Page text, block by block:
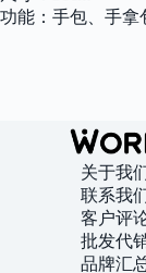
功能：手包、手拿
关于我
联系我
客户评
批发代
品牌汇